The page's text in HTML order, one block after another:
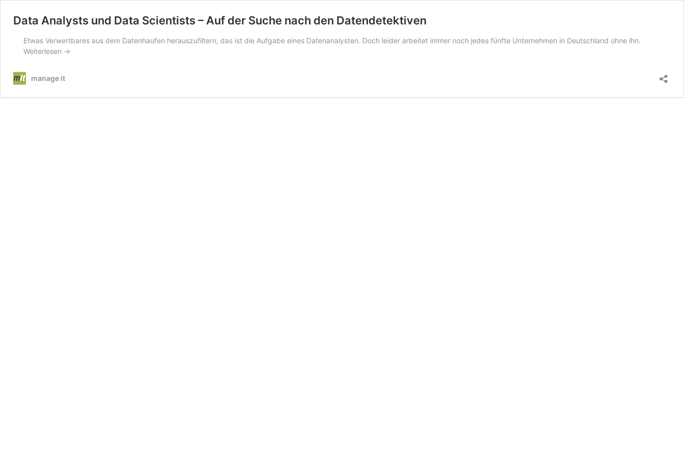
Data Analysts und Data Scientists – Auf der Suche nach den Datendetektiven
Etwas Verwertbares aus dem Datenhaufen herauszufiltern, das ist die Aufgabe eines Datenanalysten. Doch leider arbeitet immer noch jedes fünfte Unternehmen in Deutschland ohne ihn.
Weiterlesen →
manage it